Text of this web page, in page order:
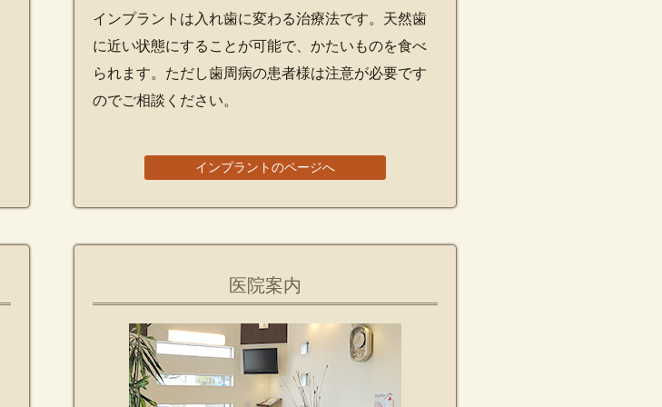
インプラントは入れ歯に変わる治療法です。天然歯
に近い状態にすることが可能で、かたいものを食べ
られます。ただし歯周病の患者様は注意が必要です
のでご相談ください。
インプラントのページへ
医院案内